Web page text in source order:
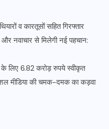
व कारतूसों सहित गिरफ्तार
नवाचार से मिलेगी नई पहचान:
लिए 6.82 करोड़ रुपये स्वीकृत
मीडिया की चमक-दमक का कड़वा